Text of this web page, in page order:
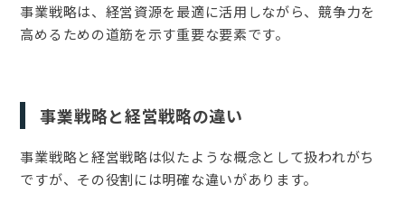
事業戦略は、経営資源を最適に活用しながら、競争力を
高めるための道筋を示す重要な要素です。
事業戦略と経営戦略の違い
事業戦略と経営戦略は似たような概念として扱われがち
ですが、その役割には明確な違いがあります。